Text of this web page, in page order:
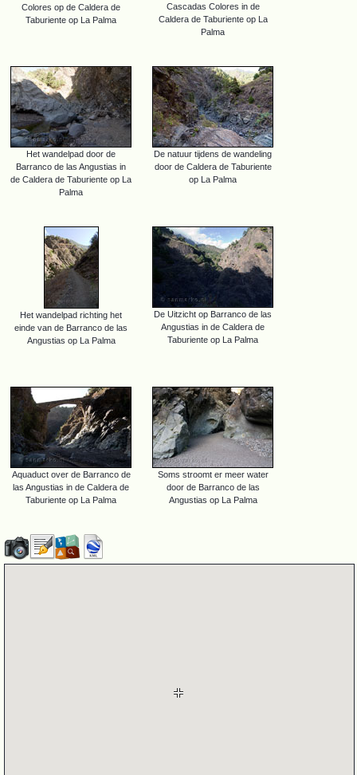
Colores op de Caldera de
Taburiente op La Palma
Cascadas Colores in de
Caldera de Taburiente op La
Palma
Het wandelpad door de
Barranco de las Angustias in
de Caldera de Taburiente op La
Palma
De natuur tijdens de wandeling
door de Caldera de Taburiente
op La Palma
Het wandelpad richting het
einde van de Barranco de las
Angustias op La Palma
De Uitzicht op Barranco de las
Angustias in de Caldera de
Taburiente op La Palma
Aquaduct over de Barranco de
las Angustias in de Caldera de
Taburiente op La Palma
Soms stroomt er meer water
door de Barranco de las
Angustias op La Palma